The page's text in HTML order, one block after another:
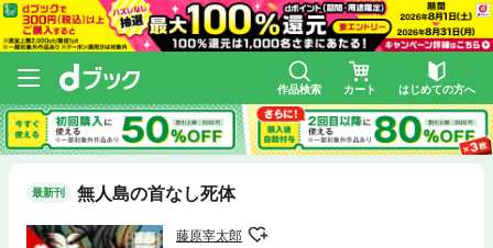
作品検索 カート はじめての方へ
最新刊 無人島の首なし死体
藤原宰太郎